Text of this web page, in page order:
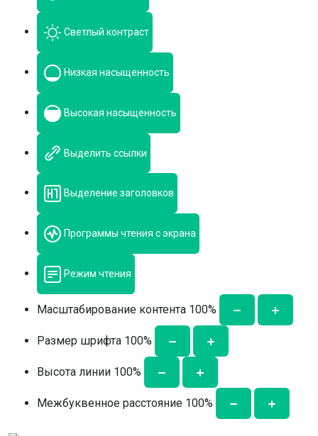
Светлый контраст
Низкая насыщенность
Высокая насыщенность
Выделить ссылки
Выделение заголовков
Программы чтения с экрана
Режим чтения
Масштабирование контента 100%
Размер шрифта 100%
Высота линии 100%
Межбуквенное расстояние 100%